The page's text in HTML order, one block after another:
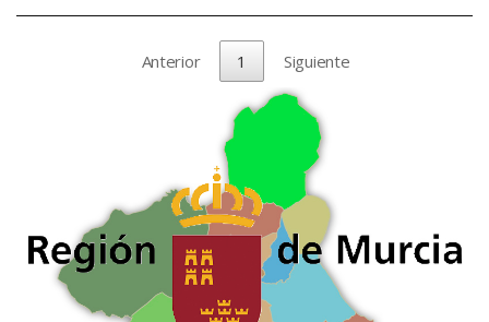
Anterior 1 Siguiente